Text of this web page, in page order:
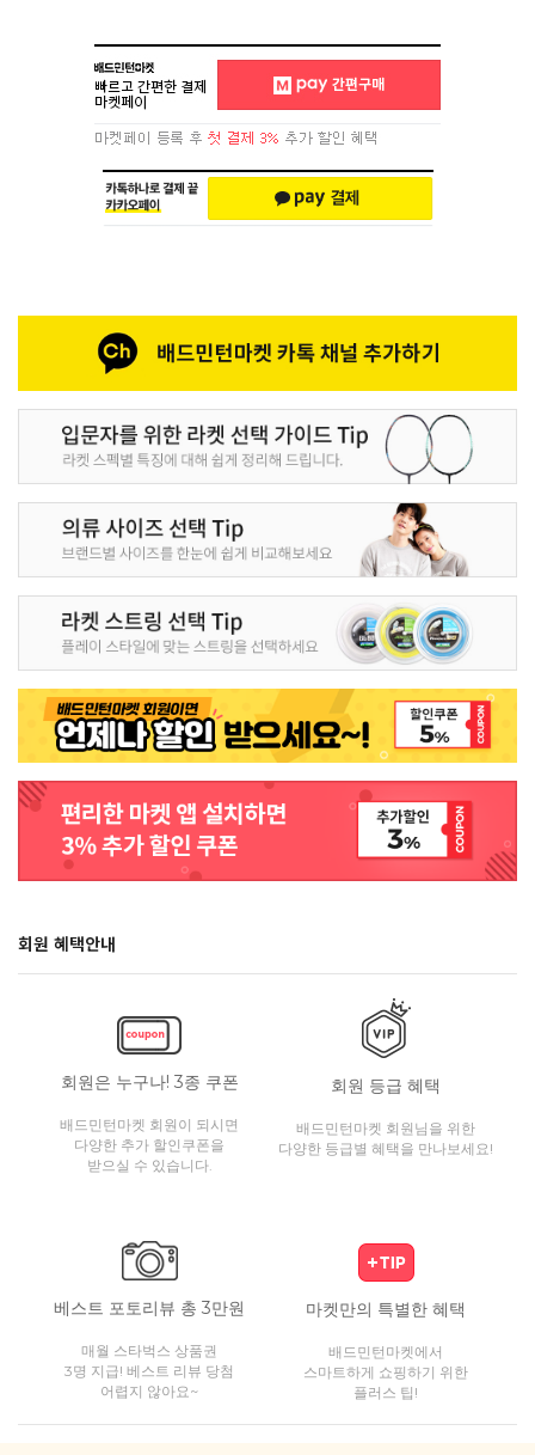
회원 혜택안내
회원은 누구나! 3종 쿠폰
배드민턴마켓 회원이 되시면
다양한 추가 할인쿠폰을
받으실 수 있습니다.
회원 등급 혜택
배드민턴마켓 회원님을 위한
다양한 등급별 혜택을 만나보세요!
베스트 포토리뷰 총 3만원
매월 스타벅스 상품권
3명 지급! 베스트 리뷰 당첨
어렵지 않아요~
마켓만의 특별한 혜택
배드민턴마켓에서
스마트하게 쇼핑하기 위한
플러스 팁!